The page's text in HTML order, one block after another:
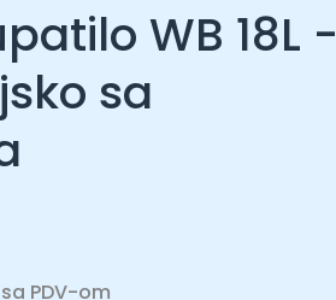
WB 18L -
sa
sa PDV-om